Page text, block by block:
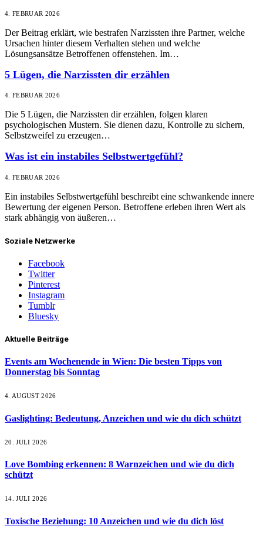
4. FEBRUAR 2026
Der Beitrag erklärt, wie bestrafen Narzissten ihre Partner, welche
Ursachen hinter diesem Verhalten stehen und welche
Lösungsansätze Betroffenen offenstehen. Im…
5 Lügen, die Narzissten dir erzählen
4. FEBRUAR 2026
Die 5 Lügen, die Narzissten dir erzählen, folgen klaren
psychologischen Mustern. Sie dienen dazu, Kontrolle zu sichern,
Selbstzweifel zu erzeugen…
Was ist ein instabiles Selbstwertgefühl?
4. FEBRUAR 2026
Ein instabiles Selbstwertgefühl beschreibt eine schwankende innere
Bewertung der eigenen Person. Betroffene erleben ihren Wert als
stark abhängig von äußeren…
Soziale Netzwerke
Facebook
Twitter
Pinterest
Instagram
Tumblr
Bluesky
Aktuelle Beiträge
Events am Wochenende in Wien: Die besten Tipps von
Donnerstag bis Sonntag
4. AUGUST 2026
Gaslighting: Bedeutung, Anzeichen und wie du dich schützt
20. JULI 2026
Love Bombing erkennen: 8 Warnzeichen und wie du dich
schützt
14. JULI 2026
Toxische Beziehung: 10 Anzeichen und wie du dich löst